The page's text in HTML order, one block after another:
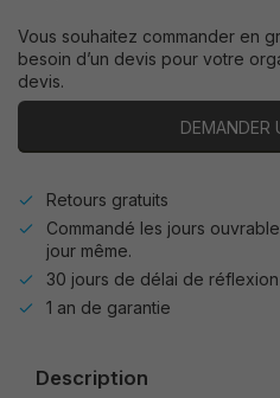
Vous souhaitez commander en
besoin d’un devis pour votre
devis.
DEMANDER
Retours gratuits
Commandé les jours
jour même.
30 jours de délai de réflexion
1 an de garantie
Description